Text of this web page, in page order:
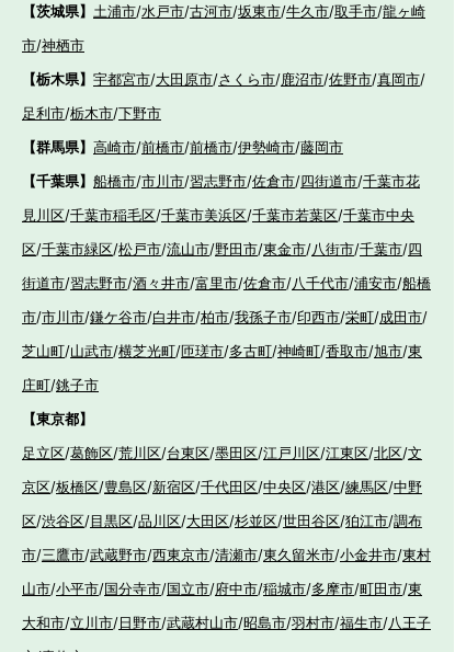
【茨城県】 土浦市/水戸市/古河市/坂東市/牛久市/取手市/龍ヶ崎
市/神栖市
【栃木県】 宇都宮市/大田原市/さくら市/鹿沼市/佐野市/真岡市/
足利市/栃木市/下野市
【群馬県】 高崎市/前橋市/前橋市/伊勢崎市/藤岡市
【千葉県】 船橋市/市川市/習志野市/佐倉市/四街道市/千葉市花
見川区/千葉市稲毛区/千葉市美浜区/千葉市若葉区/千葉市中央
区/千葉市緑区/松戸市/流山市/野田市/東金市/八街市/千葉市/四
街道市/習志野市/酒々井市/富里市/佐倉市/八千代市/浦安市/船橋
市/市川市/鎌ケ谷市/白井市/柏市/我孫子市/印西市/栄町/成田市/
芝山町/山武市/横芝光町/匝瑳市/多古町/神崎町/香取市/旭市/東
庄町/銚子市
【東京都】
足立区/葛飾区/荒川区/台東区/墨田区/江戸川区/江東区/北区/文
京区/板橋区/豊島区/新宿区/千代田区/中央区/港区/練馬区/中野
区/渋谷区/目黒区/品川区/大田区/杉並区/世田谷区/狛江市/調布
市/三鷹市/武蔵野市/西東京市/清瀬市/東久留米市/小金井市/東村
山市/小平市/国分寺市/国立市/府中市/稲城市/多摩市/町田市/東
大和市/立川市/日野市/武蔵村山市/昭島市/羽村市/福生市/八王子